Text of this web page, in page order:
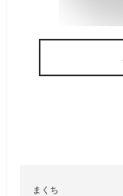
まくち